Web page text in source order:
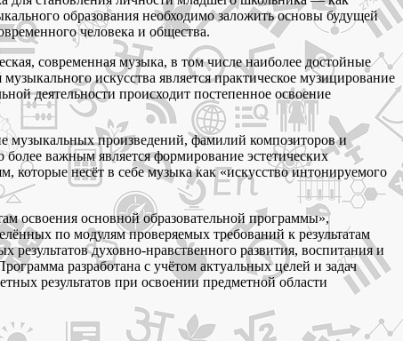
образования необходимо заложить основы будущей
человека и общества.
современная музыка, в том числе наиболее достойные
искусства является практическое музицирование
деятельности происходит постепенное освоение
музыкальных произведений, фамилий композиторов и
важным является формирование эстетических
несёт в себе музыка как «искусство интонируемого
освоения основной образовательной программы»,
по модулям проверяемых требований к результатам
духовно-нравственного развития, воспитания и
разработана с учётом актуальных целей и задач
результатов при освоении предметной области